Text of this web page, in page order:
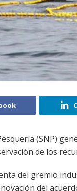
(SNP)
de los
del gremio
del